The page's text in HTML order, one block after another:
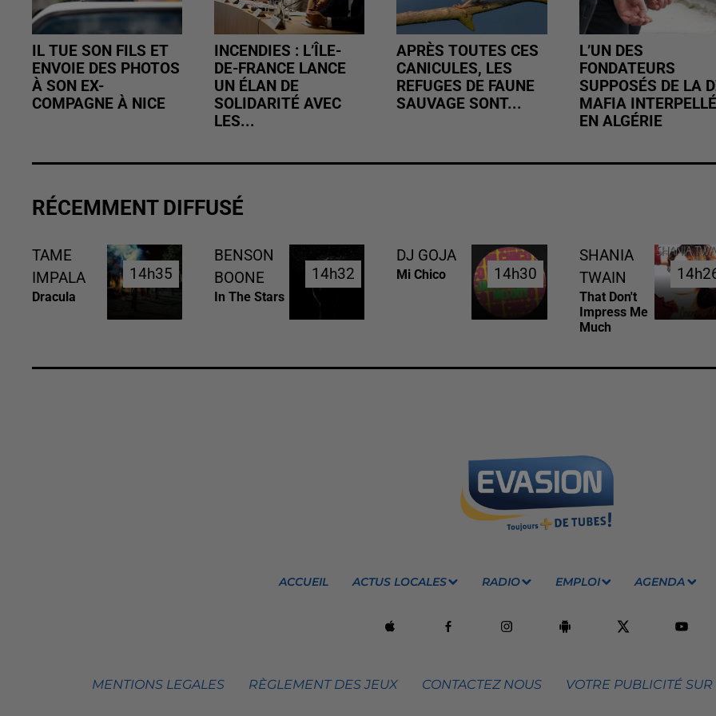
IL TUE SON FILS ET
ENVOIE DES PHOTOS
À SON EX-
COMPAGNE À NICE
INCENDIES : L’ÎLE-
DE-FRANCE LANCE
UN ÉLAN DE
SOLIDARITÉ AVEC
LES...
APRÈS TOUTES CES
CANICULES, LES
REFUGES DE FAUNE
SAUVAGE SONT...
L’UN DES
FONDATEURS
SUPPOSÉS DE LA
MAFIA INTERPELLÉ
EN ALGÉRIE
RÉCEMMENT DIFFUSÉ
TAME
IMPALA
Dracula
14h35
14h35
BENSON
BOONE
In The Stars
14h32
14h32
DJ GOJA
Mi Chico 14h30
14h30
SHANIA
TWAIN
That Don't
Impress Me
Much
ACCUEIL ACTUS LOCALES RADIO EMPLOI AGENDA
MENTIONS LEGALES RÈGLEMENT DES JEUX CONTACTEZ NOUS VOTRE PUBLICITÉ